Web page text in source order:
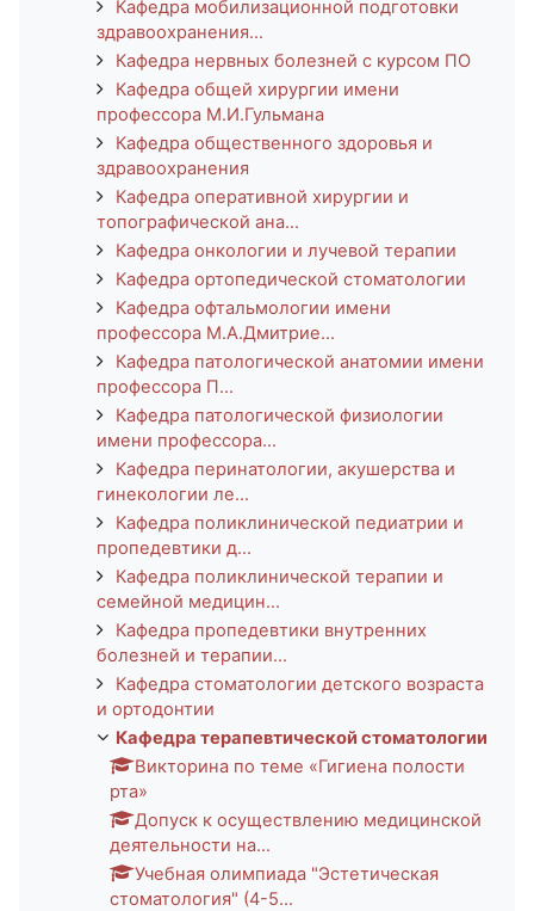
Кафедра мобилизационной подготовки
здравоохранения...
Кафедра нервных болезней с курсом ПО
Кафедра общей хирургии имени
профессора М.И.Гульмана
Кафедра общественного здоровья и
здравоохранения
Кафедра оперативной хирургии и
топографической ана...
Кафедра онкологии и лучевой терапии
Кафедра ортопедической стоматологии
Кафедра офтальмологии имени
профессора М.А.Дмитрие...
Кафедра патологической анатомии имени
профессора П...
Кафедра патологической физиологии
имени профессора...
Кафедра перинатологии, акушерства и
гинекологии ле...
Кафедра поликлинической педиатрии и
пропедевтики д...
Кафедра поликлинической терапии и
семейной медицин...
Кафедра пропедевтики внутренних
болезней и терапии...
Кафедра стоматологии детского возраста
и ортодонтии
Кафедра терапевтической стоматологии
Викторина по теме «Гигиена полости
рта»
Допуск к осуществлению медицинской
деятельности на...
Учебная олимпиада "Эстетическая
стоматология" (4-5...